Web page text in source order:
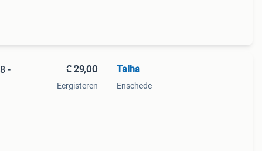
-
€ 29,00
Eergisteren
Talha
Enschede